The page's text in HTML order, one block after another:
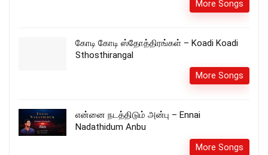
More Songs
கோடி கோடி ஸ்தோத்திரங்கள் – Koadi Koadi
Sthosthirangal
More Songs
என்னை நடத்திடும் அன்பு – Ennai
Nadathidum Anbu
More Songs